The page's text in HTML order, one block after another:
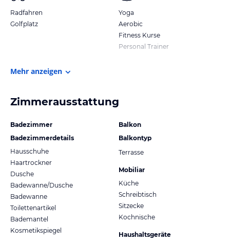
Radfahren
Golfplatz
Yoga
Aerobic
Fitness Kurse
Personal Trainer
Mehr anzeigen
Zimmerausstattung
Badezimmer
Badezimmerdetails
Hausschuhe
Haartrockner
Dusche
Badewanne/Dusche
Badewanne
Toilettenartikel
Bademantel
Kosmetikspiegel
Balkon
Balkontyp
Terrasse
Mobiliar
Küche
Schreibtisch
Sitzecke
Kochnische
Haushaltsgeräte